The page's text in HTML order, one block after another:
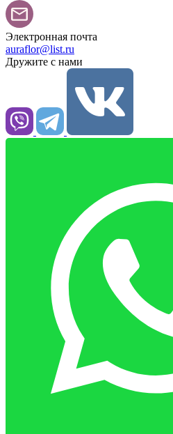
Электронная почта
auraflor@list.ru
Дружите с нами